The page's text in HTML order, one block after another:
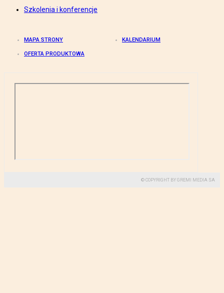
Szkolenia i konferencje
MAPA STRONY KALENDARIUM
OFERTA PRODUKTOWA
© COPYRIGHT BY GREMI MEDIA SA